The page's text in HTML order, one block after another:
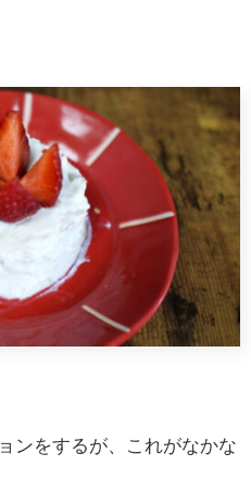
ンをするが、これがなかな